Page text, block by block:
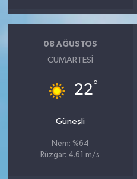
08 AĞUSTOS
CUMARTESI
22°
Güneşli
Nem: %64
Rüzgar: 4.61 m/s